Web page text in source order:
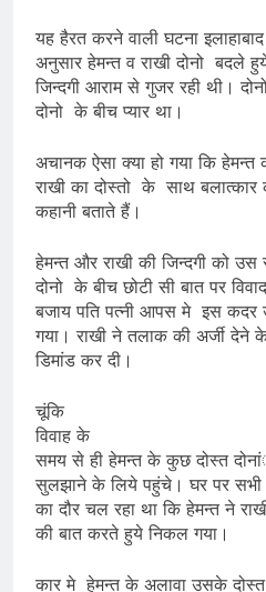
यह हैरत करने वाली घटना
अनुसार हेमन्त व राखी दोनो बदले
जिन्दगी आराम से गुजर रही थी।
दोनो के बीच प्यार था।
अचानक ऐसा क्या हो गया कि
राखी का दोस्तो के साथ
कहानी बताते हैं।
हेमन्त और राखी की जिन्दगी को
दोनो के बीच छोटी सी बात पर
बजाय पति पत्नी आपस मे इस कदर
गया। राखी ने तलाक की अर्जी देने
डिमांड कर दी।
चूंकि
विवाह के
समय से ही हेमन्त के कुछ दोस्त
सुलझाने के लिये पहुंचे। घर पर सभी
का दौर चल रहा था कि हेमन्त ने
की बात करते हुये निकल गया।
कार मे हेमन्त के अलावा उसके